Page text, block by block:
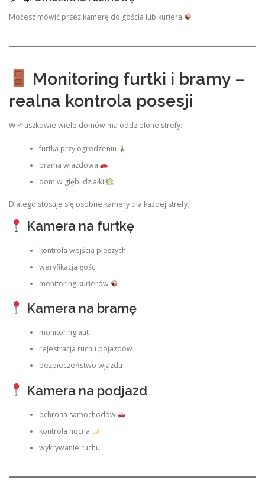
Możesz mówić przez kamerę do gościa lub kuriera
Monitoring furtki i bramy –
realna kontrola posesji
W Pruszkowie wiele domów ma oddzielone strefy:
furtka przy ogrodzeniu
brama wjazdowa
dom w głębi działki
Dlatego stosuje się osobne kamery dla każdej strefy.
Kamera na furtkę
kontrola wejścia pieszych
weryfikacja gości
monitoring kurierów
Kamera na bramę
monitoring aut
rejestracja ruchu pojazdów
bezpieczeństwo wjazdu
Kamera na podjazd
ochrona samochodów
kontrola nocna
wykrywanie ruchu